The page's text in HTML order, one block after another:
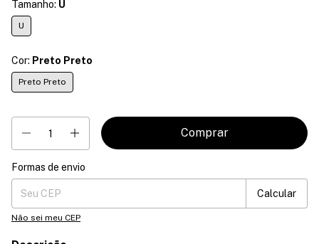
Tamanho: U
U
Cor: Preto Preto
Preto Preto
Entregas para o CEP:
Formas de envio
Calcular
Não sei meu CEP